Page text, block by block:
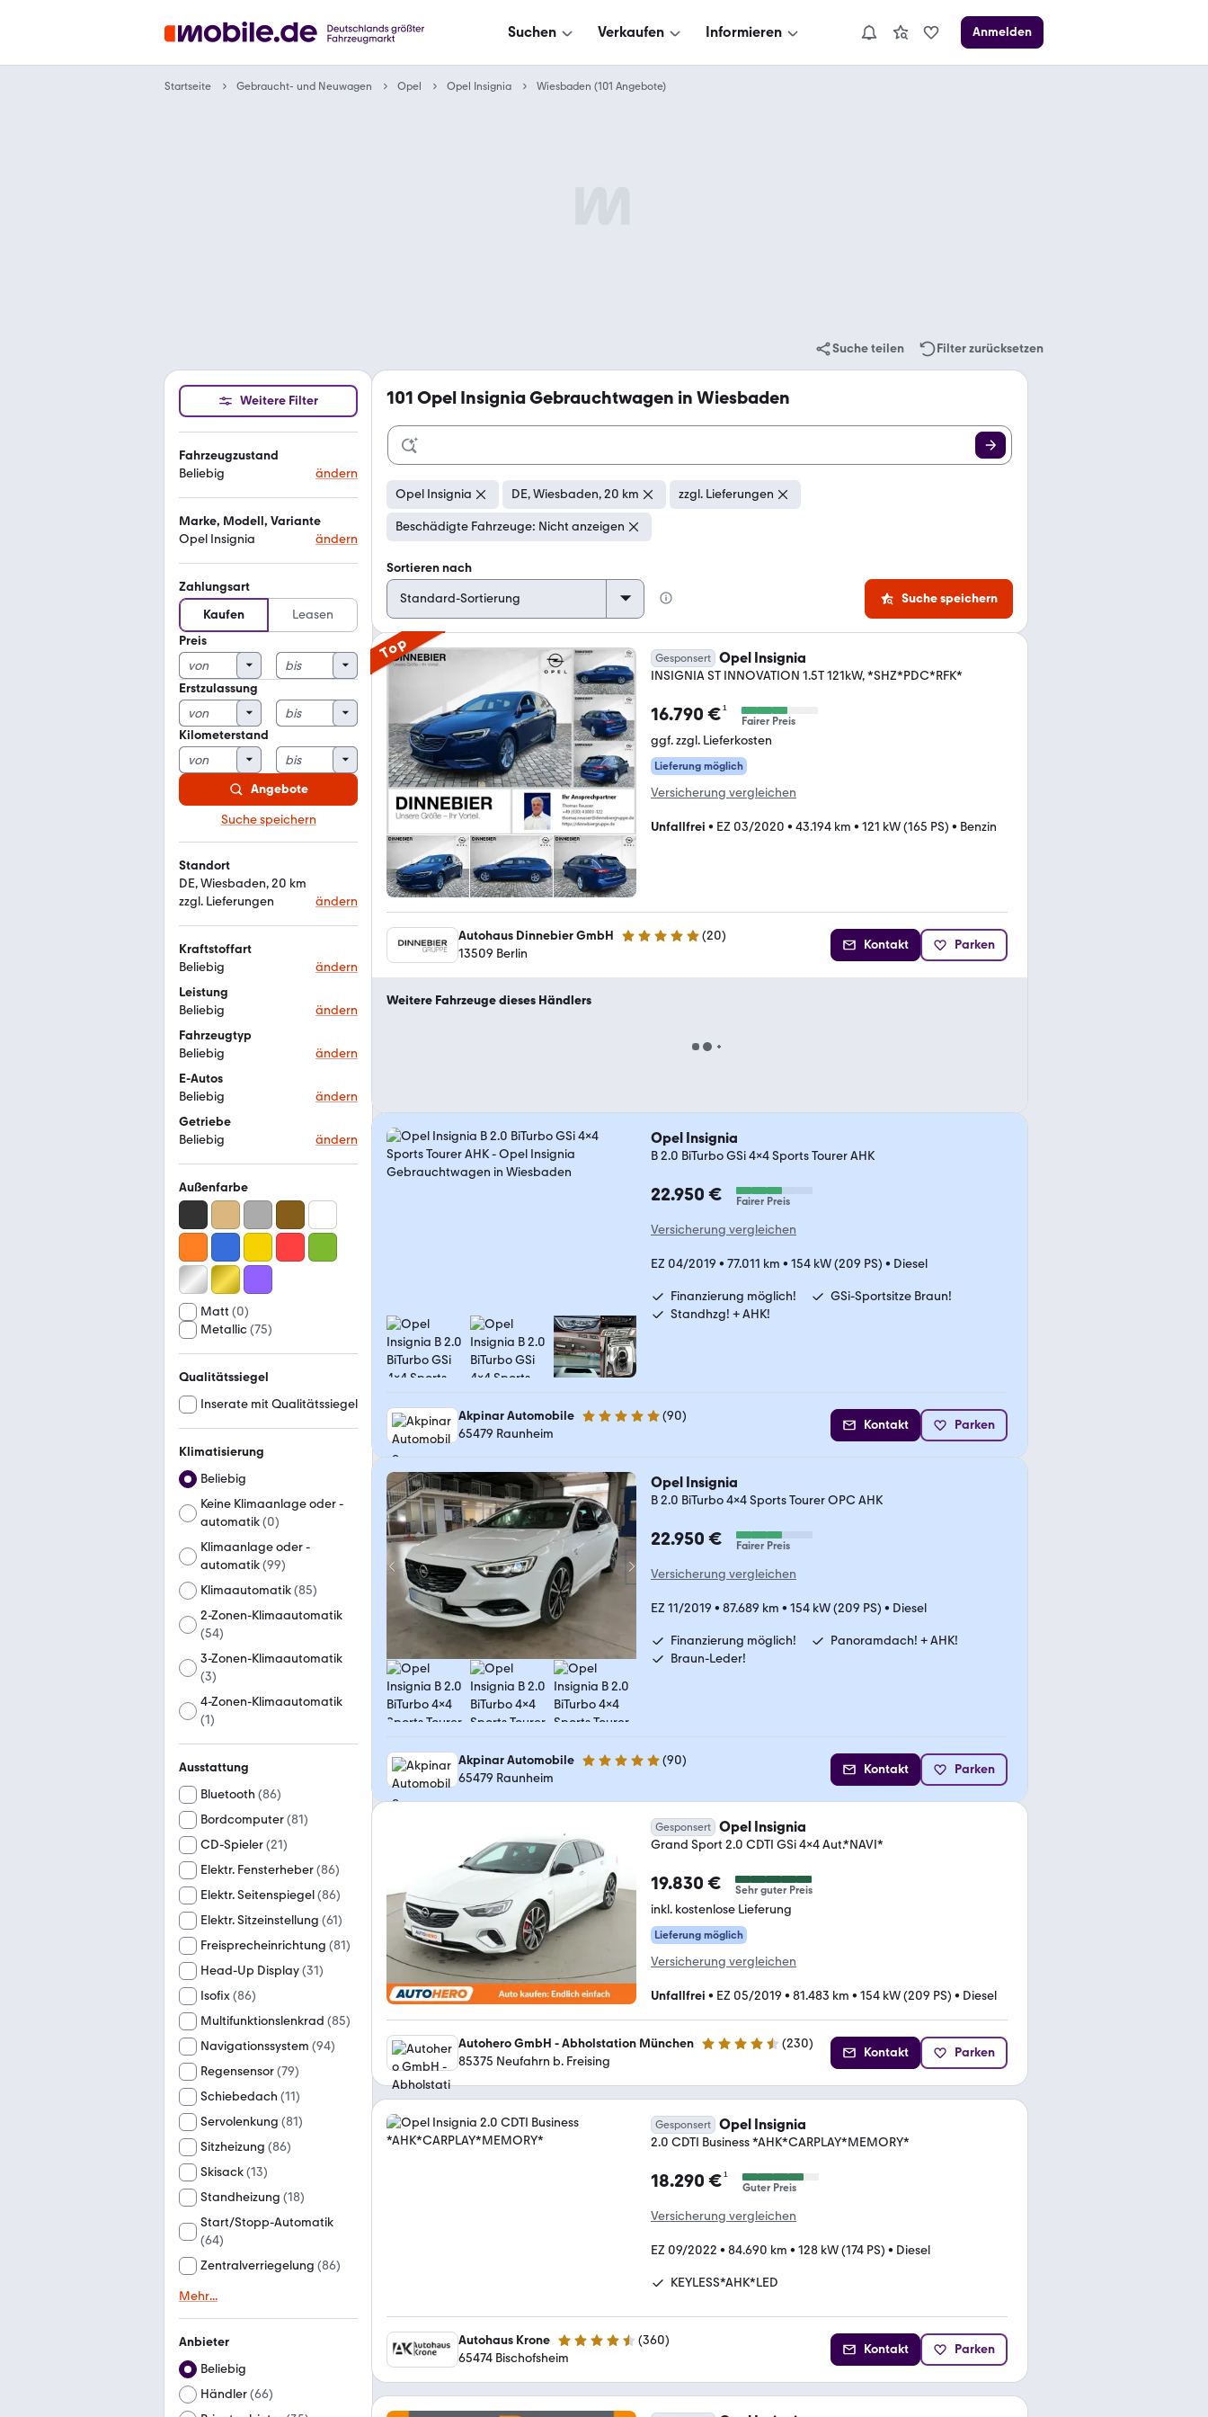
Suchen Verkaufen Informieren Anmelden
Startseite Gebraucht- und Neuwagen Opel Opel Insignia Wiesbaden (101 Angebote)
Suche teilen Filter zurücksetzen
Weitere Filter
Fahrzeugzustand
Beliebig
ändern
Marke, Modell, Variante
Opel Insignia
ändern
Zahlungsart
Kaufen
Leasen
Preis
Erstzulassung
Kilometerstand
Angebote
Suche speichern
Standort
DE, Wiesbaden, 20 km
zzgl. Lieferungen
ändern
Kraftstoffart
Beliebig
ändern
Leistung
Beliebig
ändern
Fahrzeugtyp
Beliebig
ändern
E-Autos
Beliebig
ändern
Getriebe
Beliebig
ändern
Außenfarbe
Matt (0)
Metallic(75)
Qualitätssiegel
Inserate mit Qualitätssiegel
Klimatisierung
Beliebig
Keine Klimaanlage oder -
automatik(0)
Klimaanlage oder -
automatik(99)
Klimaautomatik(85)
2-Zonen-Klimaautomatik
(54)
3-Zonen-Klimaautomatik
(3)
4-Zonen-Klimaautomatik
(1)
Ausstattung
Bluetooth (86)
Bordcomputer(81)
CD-Spieler(21)
Elektr. Fensterheber(86)
Elektr. Seitenspiegel(86)
Elektr. Sitzeinstellung (61)
Freisprecheinrichtung (81)
Head-Up Display(31)
Isofix(86)
Multifunktionslenkrad (85)
Navigationssystem (94)
Regensensor(79)
Schiebedach (11)
Servolenkung (81)
Sitzheizung (86)
Skisack(13)
Standheizung (18)
Start/Stopp-Automatik
(64)
Zentralverriegelung (86)
Mehr...
Anbieter
Beliebig
Händler(66)
101 Opel Insignia Gebrauchtwagen in Wiesbaden
Opel Insignia DE, Wiesbaden, 20 km zzgl. Lieferungen
Beschädigte Fahrzeuge: Nicht anzeigen
Sortieren nach
Suche speichern
Top Gesponsert Opel Insignia
INSIGNIA ST INNOVATION 1.5T 121kW, *SHZ*PDC*RFK*
16.790 €¹
Fairer Preis
ggf. zzgl. Lieferkosten
Lieferung möglich
Versicherung vergleichen
Unfallfrei • EZ 03/2020 • 43.194 km • 121 kW (165 PS) • Benzin
Autohaus Dinnebier GmbH 5 Sterne (20)
13509 Berlin
Kontakt Parken
Weitere Fahrzeuge dieses Händlers
Opel Insignia
B 2.0 BiTurbo GSi 4x4 Sports Tourer AHK
22.950 € Fairer Preis
Versicherung vergleichen
EZ 04/2019 • 77.011 km • 154 kW (209 PS) • Diesel
Finanzierung möglich!
GSi-Sportsitze Braun!
Standhzg! + AHK!
Akpinar Automobile 4.8 Sterne (90)
65479 Raunheim
Kontakt Parken
Opel Insignia
B 2.0 BiTurbo 4x4 Sports Tourer OPC AHK
22.950 € Fairer Preis
Versicherung vergleichen
EZ 11/2019 • 87.689 km • 154 kW (209 PS) • Diesel
Finanzierung möglich!
Panoramdach! + AHK!
Braun-Leder!
Akpinar Automobile 4.8 Sterne (90)
65479 Raunheim
Kontakt Parken
Gesponsert Opel Insignia
Grand Sport 2.0 CDTI GSi 4x4 Aut.*NAVI*
19.830 € Sehr guter Preis
inkl. kostenlose Lieferung
Lieferung möglich
Versicherung vergleichen
Unfallfrei • EZ 05/2019 • 81.483 km • 154 kW (209 PS) • Diesel
Autohero GmbH - Abholstation München 4.4 Sterne (230)
85375 Neufahrn b. Freising
Kontakt Parken
Gesponsert Opel Insignia
2.0 CDTI Business *AHK*CARPLAY*MEMORY*
18.290 €¹
Guter Preis
Versicherung vergleichen
EZ 09/2022 • 84.690 km • 128 kW (174 PS) • Diesel
KEYLESS*AHK*LED
Autohaus Krone 4.6 Sterne (360)
65474 Bischofsheim
Kontakt Parken